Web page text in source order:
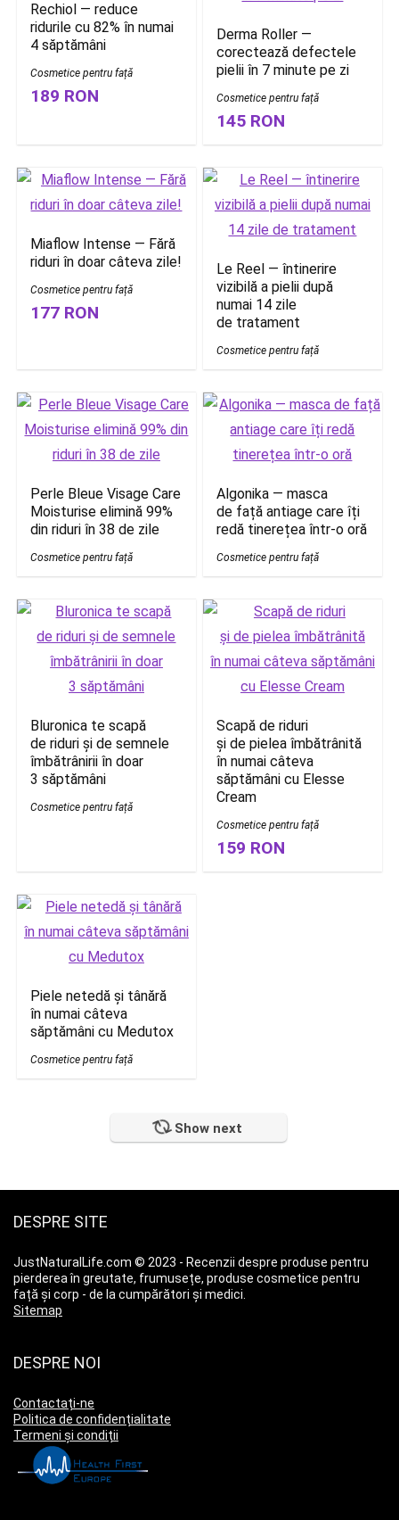
Rechiol — reduce
ridurile cu 82% în numai
4 săptămâni
Cosmetice pentru față
189 RON
Derma Roller —
corectează defectele
pielii în 7 minute pe zi
Cosmetice pentru față
145 RON
Miaflow Intense — Fără
riduri în doar câteva zile!
Cosmetice pentru față
177 RON
Le Reel — întinerire
vizibilă a pielii după
numai 14 zile
de tratament
Cosmetice pentru față
Perle Bleue Visage Care
Moisturise elimină 99%
din riduri în 38 de zile
Cosmetice pentru față
Algonika — masca
de față antiage care îți
redă tinerețea într-o oră
Cosmetice pentru față
Bluronica te scapă
de riduri și de semnele
îmbătrânirii în doar
3 săptămâni
Cosmetice pentru față
Scapă de riduri
și de pielea îmbătrânită
în numai câteva
săptămâni cu Elesse
Cream
Cosmetice pentru față
159 RON
Piele netedă și tânără
în numai câteva
săptămâni cu Medutox
Cosmetice pentru față
Show next
DESPRE SITE
JustNaturalLife.com © 2023 - Recenzii despre produse pentru
pierderea în greutate, frumusețe, produse cosmetice pentru
față și corp - de la cumpărători și medici.
Sitemap
DESPRE NOI
Contactați-ne
Politica de confidențialitate
Termeni și condiții